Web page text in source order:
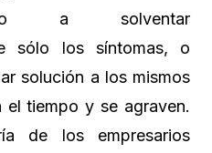
o a solventar
sólo los síntomas, o
solución a los mismos
el tiempo y se agraven.
de los empresarios